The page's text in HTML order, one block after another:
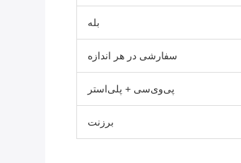
بله
سفارشی در هر اندازه
پی‌وی‌سی + پلی‌استر
برزنت